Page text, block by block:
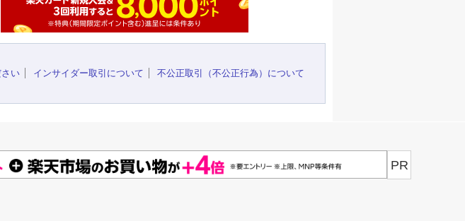
い インサイダー取引について
不公正取引（不公正行為）について
PR